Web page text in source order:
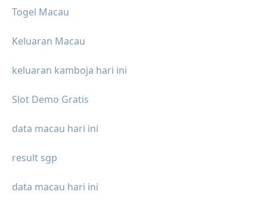
Togel Macau
Keluaran Macau
keluaran kamboja hari ini
Slot Demo Gratis
data macau hari ini
result sgp
data macau hari ini